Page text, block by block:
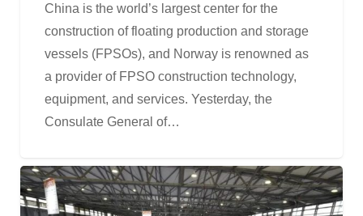
China is the world’s largest center for the
construction of floating production and storage
vessels (FPSOs), and Norway is renowned as
a provider of FPSO construction technology,
equipment, and services. Yesterday, the
Consulate General of…